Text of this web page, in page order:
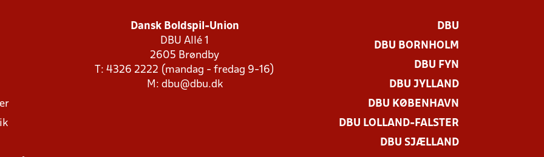
Dansk Boldspil-Union
DBU Allé 1
2605 Brøndby
T: 4326 2222 (mandag - fredag 9-16)
M: dbu@dbu.dk
DBU
DBU BORNHOLM
DBU FYN
DBU JYLLAND
DBU KØBENHAVN
DBU LOLLAND-FALSTER
DBU SJÆLLAND